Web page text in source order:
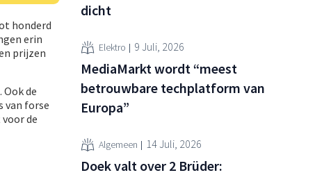
honderd
erin
prijzen
de
van forse
de
dicht
Elektro 9 Juli, 2026
MediaMarkt wordt “meest
betrouwbare techplatform van
Europa”
Algemeen 14 Juli, 2026
Doek valt over 2 Brüder: